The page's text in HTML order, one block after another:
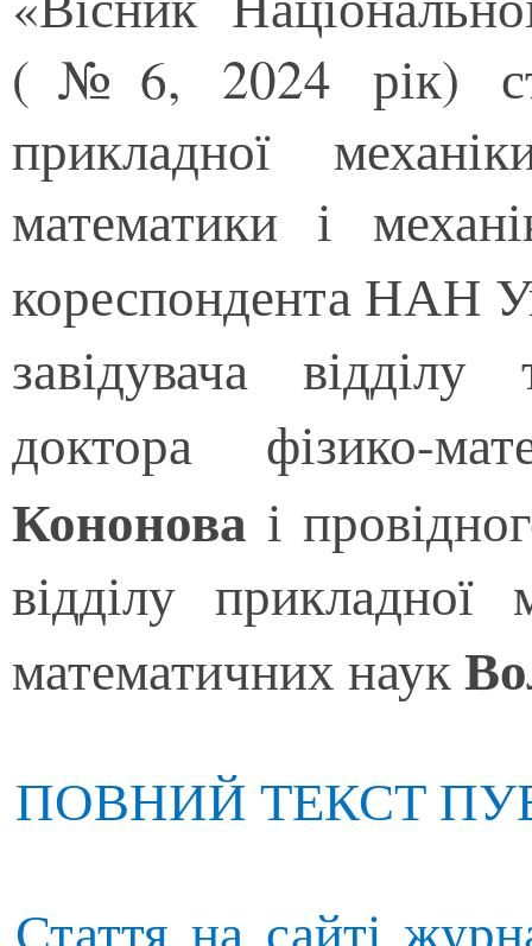
(№6, 2024 рік)
прикладної
математики і
кореспондента НАН
завідувача
доктора фізико-
Кононова і
відділу прикладної
математичних наук
ПОВНИЙ ТЕКСТ
Стаття на сайті